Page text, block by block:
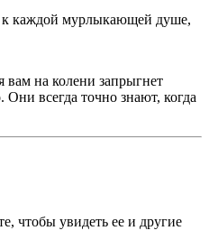
каждой мурлыкающей душе,
вам на колени запрыгнет
всегда точно знают, когда
чтобы увидеть ее и другие